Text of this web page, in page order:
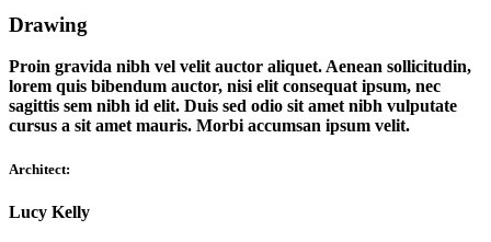
Drawing
Proin gravida nibh vel velit auctor aliquet. Aenean sollicitudin,
lorem quis bibendum auctor, nisi elit consequat ipsum, nec
sagittis sem nibh id elit. Duis sed odio sit amet nibh vulputate
cursus a sit amet mauris. Morbi accumsan ipsum velit.
Architect:
Lucy Kelly